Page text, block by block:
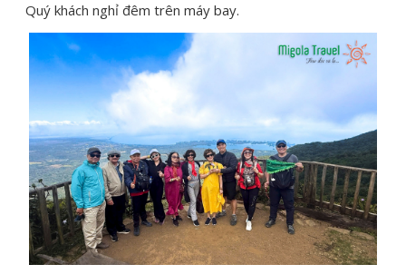
Quý khách nghỉ đêm trên máy bay.